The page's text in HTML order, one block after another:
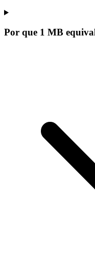
Por que 1 MB